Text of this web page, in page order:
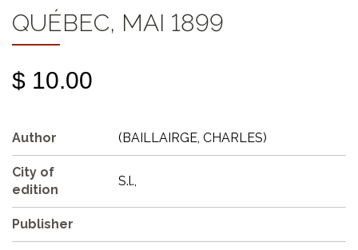
QUÉBEC, MAI 1899
$ 10.00
Author (BAILLAIRGE, CHARLES)
City of
edition
S.l.,
Publisher